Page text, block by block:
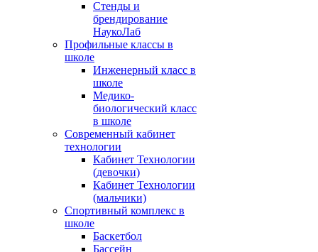
Стенды и
брендирование
НаукоЛаб
Профильные классы в
школе
Инженерный класс в
школе
Медико-
биологический класс
в школе
Современный кабинет
технологии
Кабинет Технологии
(девочки)
Кабинет Технологии
(мальчики)
Спортивный комплекс в
школе
Баскетбол
Бассейн